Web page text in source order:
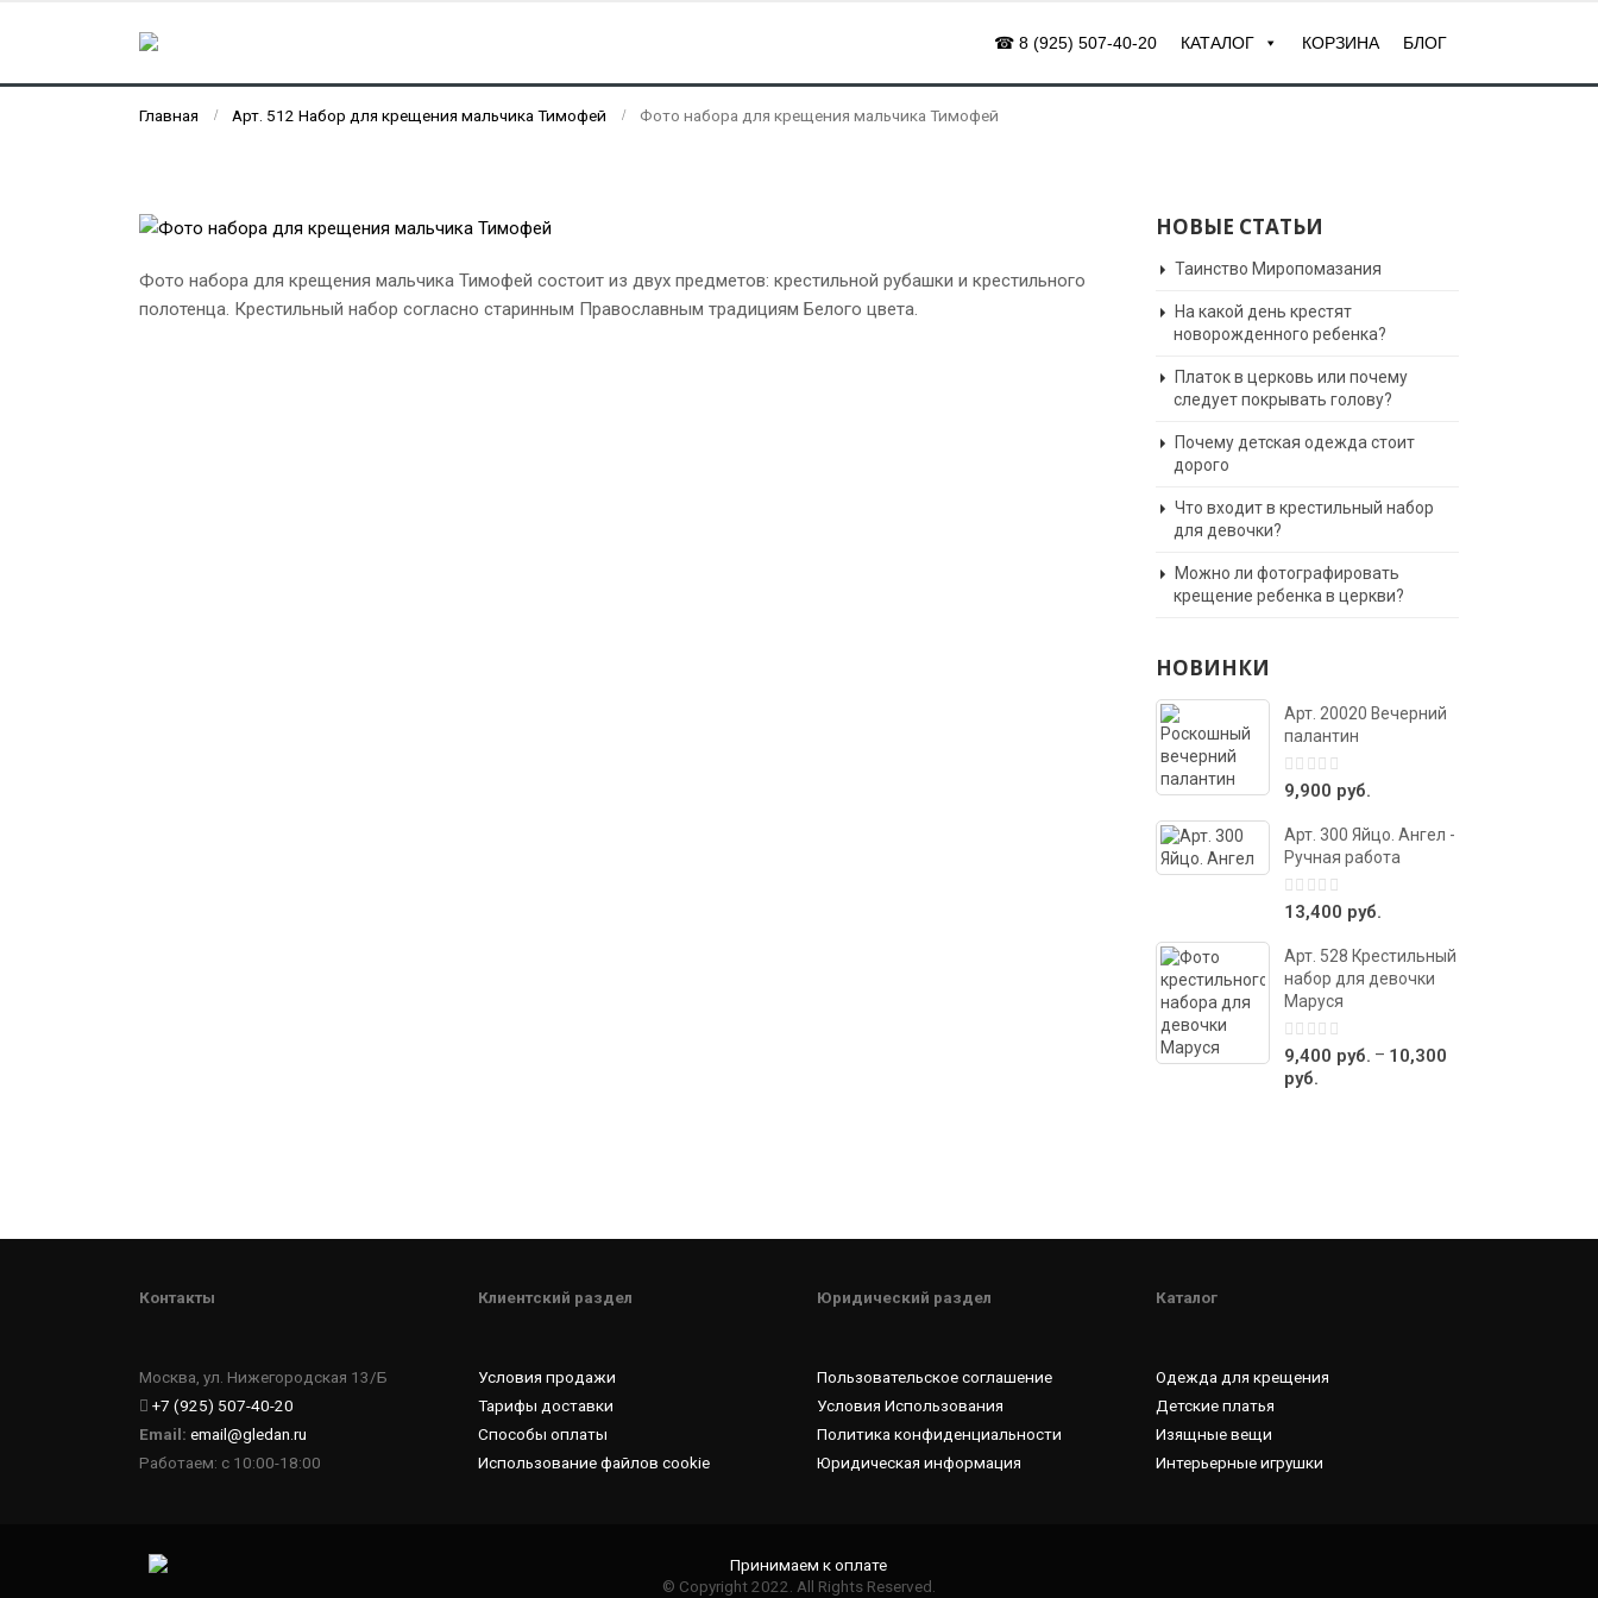
☎ 8 (925) 507-40-20 КАТАЛОГ КОРЗИНА БЛОГ
Главная Арт. 512 Набор для крещения мальчика Тимофей Фото набора для крещения мальчика Тимофей
Фото набора для крещения мальчика Тимофей состоит из двух предметов: крестильной рубашки и крестильного
полотенца. Крестильный набор согласно старинным Православным традициям Белого цвета.
НОВЫЕ СТАТЬИ
Таинство Миропомазания
На какой день крестят
новорожденного ребенка?
Платок в церковь или почему
следует покрывать голову?
Почему детская одежда стоит
дорого
Что входит в крестильный набор
для девочки?
Можно ли фотографировать
крещение ребенка в церкви?
НОВИНКИ
Арт. 20020 Вечерний
палантин
0
out
5
9,900 руб.
Арт. 300 Яйцо. Ангел -
Ручная работа
0
out
5
13,400 руб.
Арт. 528 Крестильный
набор для девочки
Маруся
0
out
of
9,400 руб. – 10,300
руб.
Контакты
Москва, ул. Нижегородская 13/Б
+7 (925) 507-40-20
Email: email@gledan.ru
Работаем: с 10:00-18:00
Клиентский раздел
Условия продажи
Тарифы доставки
Способы оплаты
Использование файлов cookie
Юридический раздел
Пользовательское соглашение
Условия Использования
Политика конфиденциальности
Юридическая информация
Каталог
Одежда для крещения
Детские платья
Изящные вещи
Интерьерные игрушки
© Copyright 2022. All Rights Reserved.